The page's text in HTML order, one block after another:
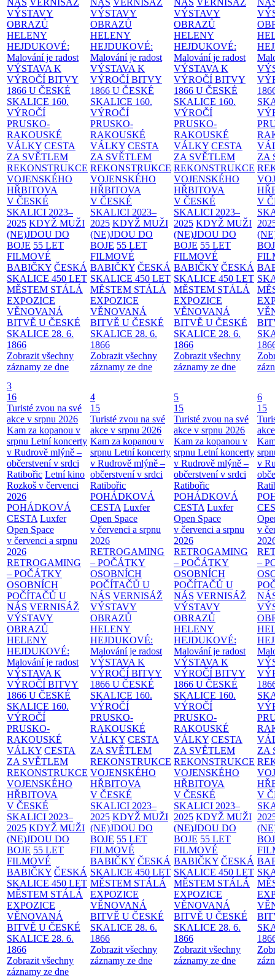
NÁS VERNISÁŽ
VÝSTAVY
OBRAZŮ
HELENY
HEJDUKOVÉ:
Malování je radost
VÝSTAVA K
VÝROČÍ BITVY
1866 U ČESKÉ
SKALICE 160.
VÝROČÍ
PRUSKO-
RAKOUSKÉ
VÁLKY CESTA
ZA SVĚTLEM
REKONSTRUKCE
VOJENSKÉHO
HŘBITOVA
V ČESKÉ
SKALICI 2023–
2025 KDYŽ MUŽI
(NE)JDOU DO
BOJE 55 LET
FILMOVÉ
BABIČKY ČESKÁ
SKALICE 450 LET
MĚSTEM STÁLÁ
EXPOZICE
VĚNOVANÁ
BITVĚ U ČESKÉ
SKALICE 28. 6.
1866
Zobrazit všechny
záznamy ze dne
NÁS VERNISÁŽ
VÝSTAVY
OBRAZŮ
HELENY
HEJDUKOVÉ:
Malování je radost
VÝSTAVA K
VÝROČÍ BITVY
1866 U ČESKÉ
SKALICE 160.
VÝROČÍ
PRUSKO-
RAKOUSKÉ
VÁLKY CESTA
ZA SVĚTLEM
REKONSTRUKCE
VOJENSKÉHO
HŘBITOVA
V ČESKÉ
SKALICI 2023–
2025 KDYŽ MUŽI
(NE)JDOU DO
BOJE 55 LET
FILMOVÉ
BABIČKY ČESKÁ
SKALICE 450 LET
MĚSTEM STÁLÁ
EXPOZICE
VĚNOVANÁ
BITVĚ U ČESKÉ
SKALICE 28. 6.
1866
Zobrazit všechny
záznamy ze dne
NÁS VERNISÁŽ
VÝSTAVY
OBRAZŮ
HELENY
HEJDUKOVÉ:
Malování je radost
VÝSTAVA K
VÝROČÍ BITVY
1866 U ČESKÉ
SKALICE 160.
VÝROČÍ
PRUSKO-
RAKOUSKÉ
VÁLKY CESTA
ZA SVĚTLEM
REKONSTRUKCE
VOJENSKÉHO
HŘBITOVA
V ČESKÉ
SKALICI 2023–
2025 KDYŽ MUŽI
(NE)JDOU DO
BOJE 55 LET
FILMOVÉ
BABIČKY ČESKÁ
SKALICE 450 LET
MĚSTEM STÁLÁ
EXPOZICE
VĚNOVANÁ
BITVĚ U ČESKÉ
SKALICE 28. 6.
1866
Zobrazit všechny
záznamy ze dne
ZA
V
3
16
Turisté zvou na své
akce v srpnu 2026
Kam za kopanou v
srpnu Letní koncerty
v Rudrově mlýně –
občerstvení v srdci
Ratibořic Letní kino
Rozkoš v červenci
2026
POHÁDKOVÁ
CESTA Luxfer
Open Space
v červenci a srpnu
2026
RETROGAMING
– POČÁTKY
OSOBNÍCH
POČÍTAČŮ U
NÁS VERNISÁŽ
VÝSTAVY
OBRAZŮ
HELENY
HEJDUKOVÉ:
Malování je radost
VÝSTAVA K
VÝROČÍ BITVY
1866 U ČESKÉ
SKALICE 160.
VÝROČÍ
PRUSKO-
RAKOUSKÉ
VÁLKY CESTA
ZA SVĚTLEM
REKONSTRUKCE
VOJENSKÉHO
HŘBITOVA
V ČESKÉ
SKALICI 2023–
2025 KDYŽ MUŽI
(NE)JDOU DO
BOJE 55 LET
FILMOVÉ
BABIČKY ČESKÁ
SKALICE 450 LET
MĚSTEM STÁLÁ
EXPOZICE
VĚNOVANÁ
BITVĚ U ČESKÉ
SKALICE 28. 6.
1866
Zobrazit všechny
záznamy ze dne
4
15
Turisté zvou na své
akce v srpnu 2026
Kam za kopanou v
srpnu Letní koncerty
v Rudrově mlýně –
občerstvení v srdci
Ratibořic
POHÁDKOVÁ
CESTA Luxfer
Open Space
v červenci a srpnu
2026
RETROGAMING
– POČÁTKY
OSOBNÍCH
POČÍTAČŮ U
NÁS VERNISÁŽ
VÝSTAVY
OBRAZŮ
HELENY
HEJDUKOVÉ:
Malování je radost
VÝSTAVA K
VÝROČÍ BITVY
1866 U ČESKÉ
SKALICE 160.
VÝROČÍ
PRUSKO-
RAKOUSKÉ
VÁLKY CESTA
ZA SVĚTLEM
REKONSTRUKCE
VOJENSKÉHO
HŘBITOVA
V ČESKÉ
SKALICI 2023–
2025 KDYŽ MUŽI
(NE)JDOU DO
BOJE 55 LET
FILMOVÉ
BABIČKY ČESKÁ
SKALICE 450 LET
MĚSTEM STÁLÁ
EXPOZICE
VĚNOVANÁ
BITVĚ U ČESKÉ
SKALICE 28. 6.
1866
Zobrazit všechny
záznamy ze dne
5
15
Turisté zvou na své
akce v srpnu 2026
Kam za kopanou v
srpnu Letní koncerty
v Rudrově mlýně –
občerstvení v srdci
Ratibořic
POHÁDKOVÁ
CESTA Luxfer
Open Space
v červenci a srpnu
2026
RETROGAMING
– POČÁTKY
OSOBNÍCH
POČÍTAČŮ U
NÁS VERNISÁŽ
VÝSTAVY
OBRAZŮ
HELENY
HEJDUKOVÉ:
Malování je radost
VÝSTAVA K
VÝROČÍ BITVY
1866 U ČESKÉ
SKALICE 160.
VÝROČÍ
PRUSKO-
RAKOUSKÉ
VÁLKY CESTA
ZA SVĚTLEM
REKONSTRUKCE
VOJENSKÉHO
HŘBITOVA
V ČESKÉ
SKALICI 2023–
2025 KDYŽ MUŽI
(NE)JDOU DO
BOJE 55 LET
FILMOVÉ
BABIČKY ČESKÁ
SKALICE 450 LET
MĚSTEM STÁLÁ
EXPOZICE
VĚNOVANÁ
BITVĚ U ČESKÉ
SKALICE 28. 6.
1866
Zobrazit všechny
záznamy ze dne
6
15
v
v
–
ZA
V